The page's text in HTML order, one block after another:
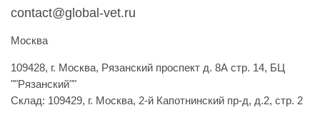
contact@global-vet.ru
Москва
109428, г. Москва, Рязанский проспект д. 8А стр. 14, БЦ
""Рязанский""
Склад: 109429, г. Москва, 2-й Капотнинский пр-д, д.2, стр. 2